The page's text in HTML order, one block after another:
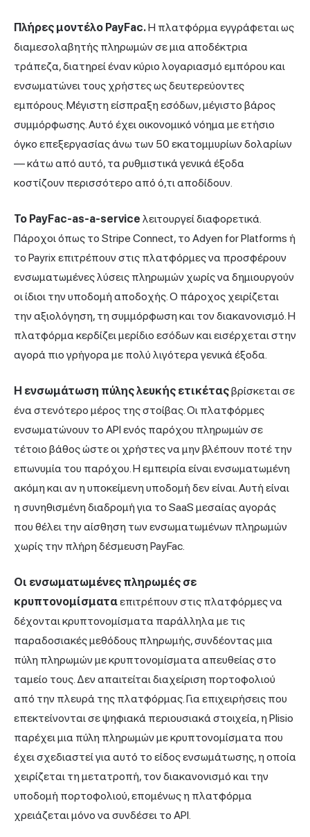
Πλήρες μοντέλο PayFac.Η πλατφόρμα εγγράφεται ως
διαμεσολαβητής πληρωμών σε μια αποδέκτρια
τράπεζα, διατηρεί έναν κύριο λογαριασμό εμπόρου και
ενσωματώνει τους χρήστες ως δευτερεύοντες
εμπόρους. Μέγιστη είσπραξη εσόδων, μέγιστο βάρος
συμμόρφωσης. Αυτό έχει οικονομικό νόημα με ετήσιο
όγκο επεξεργασίας άνω των 50 εκατομμυρίων δολαρίων
— κάτω από αυτό, τα ρυθμιστικά γενικά έξοδα
κοστίζουν περισσότερο από ό,τι αποδίδουν.
Το PayFac-as-a-service λειτουργεί διαφορετικά.
Πάροχοι όπως το Stripe Connect, το Adyen for Platforms ή
το Payrix επιτρέπουν στις πλατφόρμες να προσφέρουν
ενσωματωμένες λύσεις πληρωμών χωρίς να δημιουργούν
οι ίδιοι την υποδομή αποδοχής. Ο πάροχος χειρίζεται
την αξιολόγηση, τη συμμόρφωση και τον διακανονισμό. Η
πλατφόρμα κερδίζει μερίδιο εσόδων και εισέρχεται στην
αγορά πιο γρήγορα με πολύ λιγότερα γενικά έξοδα.
Η ενσωμάτωση πύλης λευκής ετικέταςβρίσκεται σε
ένα στενότερο μέρος της στοίβας. Οι πλατφόρμες
ενσωματώνουν το API ενός παρόχου πληρωμών σε
τέτοιο βάθος ώστε οι χρήστες να μην βλέπουν ποτέ την
επωνυμία του παρόχου. Η εμπειρία είναι ενσωματωμένη
ακόμη και αν η υποκείμενη υποδομή δεν είναι. Αυτή είναι
η συνηθισμένη διαδρομή για το SaaS μεσαίας αγοράς
που θέλει την αίσθηση των ενσωματωμένων πληρωμών
χωρίς την πλήρη δέσμευση PayFac.
Οι ενσωματωμένες πληρωμές σε
κρυπτονομίσματαεπιτρέπουν στις πλατφόρμες να
δέχονται κρυπτονομίσματα παράλληλα με τις
παραδοσιακές μεθόδους πληρωμής, συνδέοντας μια
πύλη πληρωμών με κρυπτονομίσματα απευθείας στο
ταμείο τους. Δεν απαιτείται διαχείριση πορτοφολιού
από την πλευρά της πλατφόρμας. Για επιχειρήσεις που
επεκτείνονται σε ψηφιακά περιουσιακά στοιχεία,η Plisio
παρέχει μια πύλη πληρωμών με κρυπτονομίσματα που
έχει σχεδιαστεί για αυτό το είδος ενσωμάτωσης, η οποία
χειρίζεται τη μετατροπή, τον διακανονισμό και την
υποδομή πορτοφολιού, επομένως η πλατφόρμα
χρειάζεται μόνο να συνδέσει το API.